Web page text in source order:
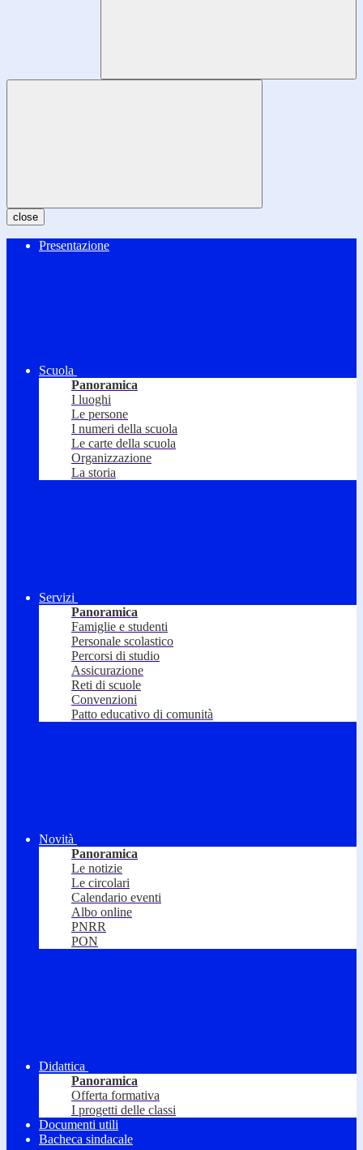
close
Presentazione
Scuola
Panoramica
I luoghi
Le persone
I numeri della scuola
Le carte della scuola
Organizzazione
La storia
Servizi
Panoramica
Famiglie e studenti
Personale scolastico
Percorsi di studio
Assicurazione
Reti di scuole
Convenzioni
Patto educativo di comunità
Novità
Panoramica
Le notizie
Le circolari
Calendario eventi
Albo online
PNRR
PON
Didattica
Panoramica
Offerta formativa
I progetti delle classi
Documenti utili
Bacheca sindacale